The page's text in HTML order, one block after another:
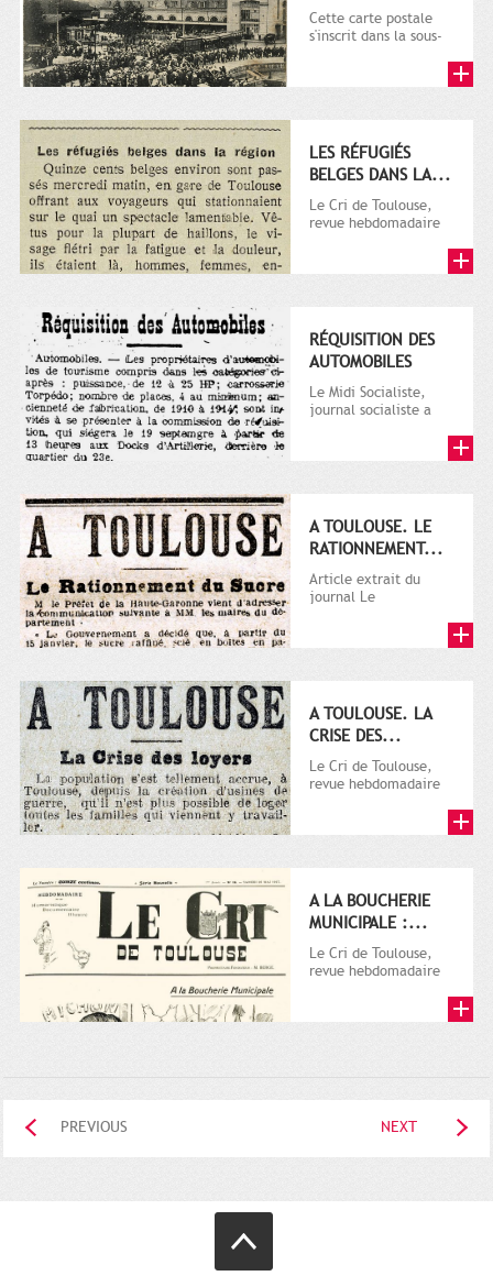
Cette carte postale
s'inscrit dans la sous-
plusieurs milliers de...
LES RÉFUGIÉS
BELGES DANS LA...
Le Cri de Toulouse,
revue hebdomadaire
puis...
RÉQUISITION DES
AUTOMOBILES
Le Midi Socialiste,
journal socialiste a
A TOULOUSE. LE
RATIONNEMENT...
Article extrait du
journal Le
A TOULOUSE. LA
CRISE DES...
Le Cri de Toulouse,
revue hebdomadaire
A LA BOUCHERIE
MUNICIPALE :...
Le Cri de Toulouse,
revue hebdomadaire
PREVIOUS NEXT